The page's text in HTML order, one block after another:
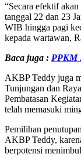
“Secara efektif
tanggal 22 dan 23
WIB hingga pagi
kepada wartawan,
Baca juga : PPKM
AKBP Teddy juga
Tunjungan dan
Pembatasan
telah memasuki
Pemilihan
AKBP Teddy,
berpotensi